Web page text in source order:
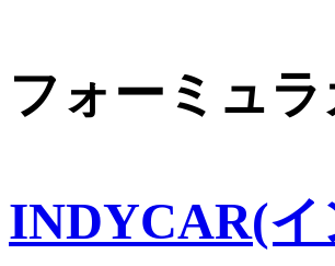
フォーミュラ
INDYCAR(